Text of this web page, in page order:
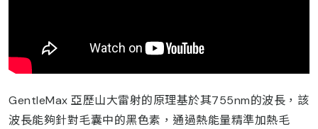
GentleMax 亞歷山大雷射的原理基於其755nm的波長，該
波長能夠針對毛囊中的黑色素，通過熱能量精準加熱毛